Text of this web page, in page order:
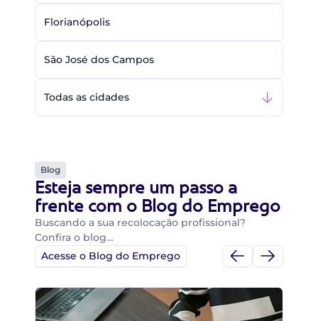
Florianópolis
São José dos Campos
Todas as cidades
Blog
Esteja sempre um passo a
frente com o Blog do Emprego
Buscando a sua recolocação profissional?
Confira o blog…
Acesse o Blog do Emprego